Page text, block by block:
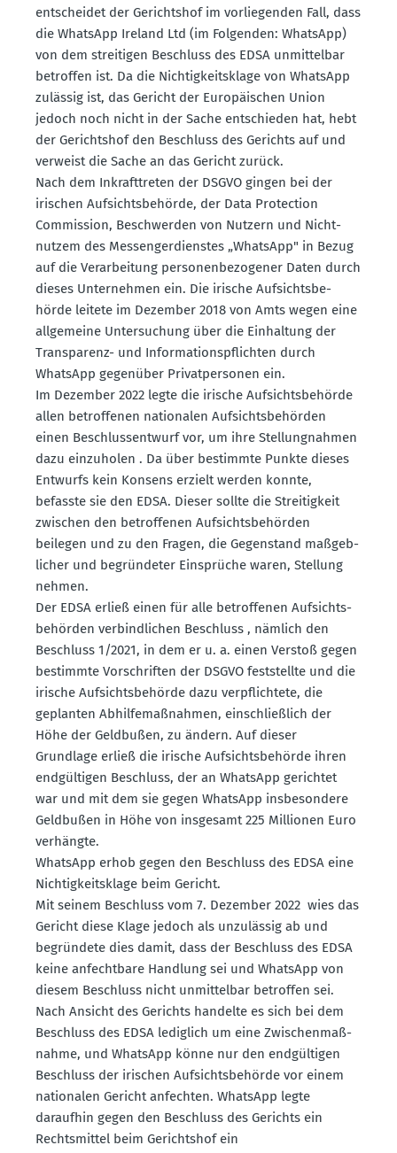
entscheidet der Gerichtshof im vorlie­genden Fall, dass
die WhatsApp Ireland Ltd (im Folgenden: WhatsApp)
von dem strei­tigen Beschluss des EDSA unmit­telbar
betroffen ist. Da die Nichtig­keits­klage von WhatsApp
zulässig ist, das Gericht der Europäi­schen Union
jedoch noch nicht in der Sache entschieden hat, hebt
der Gerichtshof den Beschluss des Gerichts auf und
verweist die Sache an das Gericht zurück.
Nach dem Inkraft­treten der DSGVO gingen bei der
irischen Aufsichts­be­hörde, der Data Protection
Commission, Beschwerden von Nutzern und Nicht­
nutzem des Messen­ger­dienstes „WhatsApp" in Bezug
auf die Verar­beitung perso­nen­be­zo­gener Daten durch
dieses Unter­nehmen ein. Die irische Aufsichts­be­
hörde leitete im Dezember 2018 von Amts wegen eine
allge­meine Unter­su­chung über die Einhaltung der
Trans­parenz- und Infor­ma­ti­ons­pflichten durch
WhatsApp gegenüber Privat­per­sonen ein.
Im Dezember 2022 legte die irische Aufsichts­be­hörde
allen betrof­fenen natio­nalen Aufsichts­be­hörden
einen Beschluss­entwurf vor, um ihre Stellung­nahmen
dazu einzu­holen . Da über bestimmte Punkte dieses
Entwurfs kein Konsens erzielt werden konnte,
befasste sie den EDSA. Dieser sollte die Strei­tigkeit
zwischen den betrof­fenen Aufsichts­be­hörden
beilegen und zu den Fragen, die Gegen­stand maßgeb­
licher und begrün­deter Einsprüche waren, Stellung
nehmen.
Der EDSA erließ einen für alle betrof­fenen Aufsichts­
be­hörden verbind­lichen Beschluss , nämlich den
Beschluss 1/2021, in dem er u. a. einen Verstoß gegen
bestimmte Vorschriften der DSGVO feststellte und die
irische Aufsichts­be­hörde dazu verpflichtete, die
geplanten Abhil­fe­maß­nahmen, einschlie­ßlich der
Höhe der Geldbußen, zu ändern. Auf dieser
Grundlage erließ die irische Aufsichts­be­hörde ihren
endgül­tigen Beschluss, der an WhatsApp gerichtet
war und mit dem sie gegen WhatsApp insbe­sondere
Geldbußen in Höhe von insgesamt 225 Millionen Euro
verhängte.
WhatsApp erhob gegen den Beschluss des EDSA eine
Nichtig­keits­klage beim Gericht.
Mit seinem Beschluss vom 7. Dezember 2022 wies das
Gericht diese Klage jedoch als unzulässig ab und
begründete dies damit, dass der Beschluss des EDSA
keine anfechtbare Handlung sei und WhatsApp von
diesem Beschluss nicht unmit­telbar betroffen sei.
Nach Ansicht des Gerichts handelte es sich bei dem
Beschluss des EDSA lediglich um eine Zwischen­maß­
nahme, und WhatsApp könne nur den endgül­tigen
Beschluss der irischen Aufsichts­be­hörde vor einem
natio­nalen Gericht anfechten. WhatsApp legte
daraufhin gegen den Beschluss des Gerichts ein
Rechts­mittel beim Gerichtshof ein